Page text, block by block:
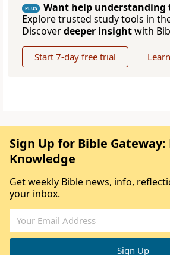
PLUS
Want help understanding
Explore trusted study tools in
Discoverdeeper insightwith
Start 7-day free trial
Sign Up for Bible Gateway:
Knowledge
Get weekly Bible news, info,
your inbox.